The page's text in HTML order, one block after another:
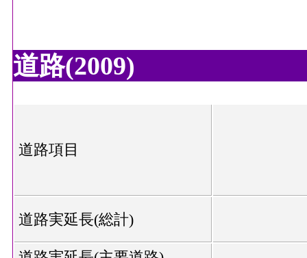
道路(2009)
道路項目
道路実延長(総計)